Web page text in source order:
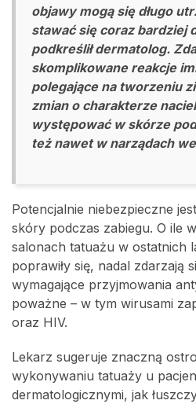
objawy mogą się długo
stawać się coraz bardziej
podkreślił dermatolog.
skomplikowane reakcje
polegające na tworzeniu
zmian o charakterze
występować w skórze
też nawet w narządach
Potencjalnie niebezpieczne
skóry podczas zabiegu. O ile
salonach tatuażu w ostatnich
poprawiły się, nadal zdarzają
wymagające przyjmowania
poważne – w tym wirusami
oraz HIV.
Lekarz sugeruje znaczną
wykonywaniu tatuaży u
dermatologicznymi, jak